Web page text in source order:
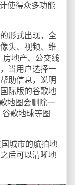
使得众多功能
形式出现，全
头、视频、维
房地产、公交线
当用户选择一
助信息，说明
际版的谷歌地
地图会删除一
歌地球等图
城市的航拍地
后可以清晰地